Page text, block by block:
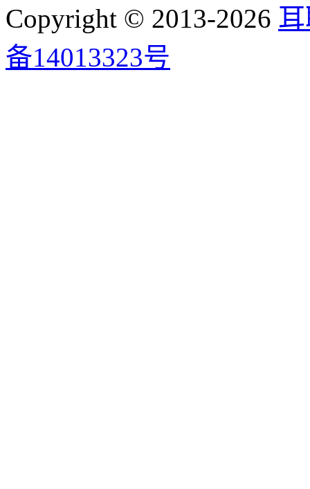
Copyright © 2013-2026
备14013323号